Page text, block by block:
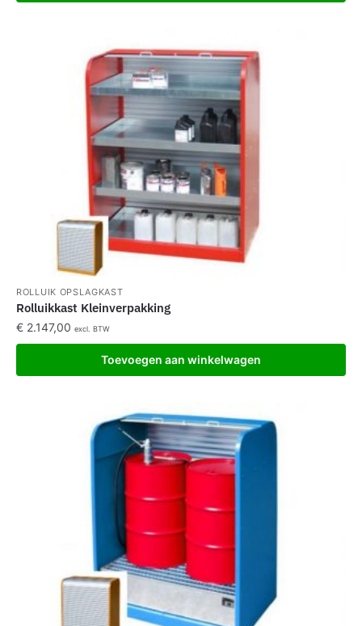
ROLLUIK OPSLAGKAST
Rolluikkast Kleinverpakking
€ 2.147,00 excl. BTW
Toevoegen aan winkelwagen